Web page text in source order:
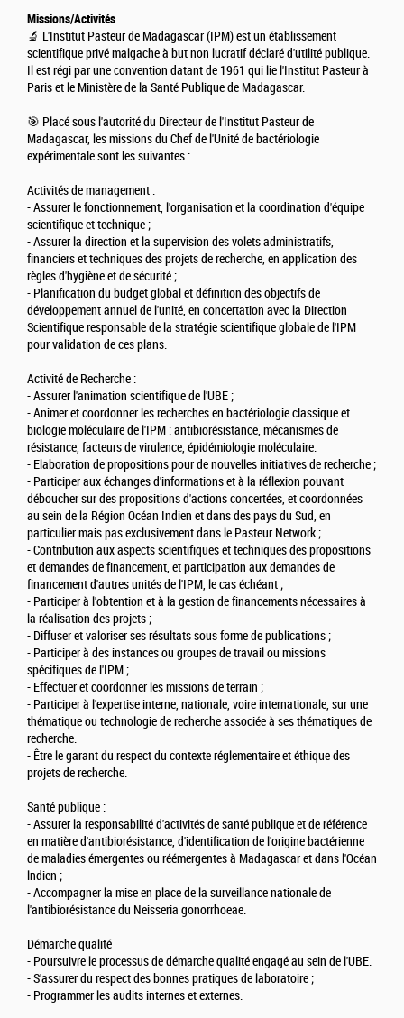
Missions/Activités
🔬 L'Institut Pasteur de Madagascar (IPM) est un établissement
scientifique privé malgache à but non lucratif déclaré d'utilité publique.
Il est régi par une convention datant de 1961 qui lie l'Institut Pasteur à
Paris et le Ministère de la Santé Publique de Madagascar.
🎯 Placé sous l'autorité du Directeur de l'Institut Pasteur de
Madagascar, les missions du Chef de l'Unité de bactériologie
expérimentale sont les suivantes :
Activités de management :
- Assurer le fonctionnement, l'organisation et la coordination d'équipe
scientifique et technique ;
- Assurer la direction et la supervision des volets administratifs,
financiers et techniques des projets de recherche, en application des
règles d'hygiène et de sécurité ;
- Planification du budget global et définition des objectifs de
développement annuel de l'unité, en concertation avec la Direction
Scientifique responsable de la stratégie scientifique globale de l'IPM
pour validation de ces plans.
Activité de Recherche :
- Assurer l'animation scientifique de l'UBE ;
- Animer et coordonner les recherches en bactériologie classique et
biologie moléculaire de l'IPM : antibiorésistance, mécanismes de
résistance, facteurs de virulence, épidémiologie moléculaire.
- Elaboration de propositions pour de nouvelles initiatives de recherche ;
- Participer aux échanges d'informations et à la réflexion pouvant
déboucher sur des propositions d'actions concertées, et coordonnées
au sein de la Région Océan Indien et dans des pays du Sud, en
particulier mais pas exclusivement dans le Pasteur Network ;
- Contribution aux aspects scientifiques et techniques des propositions
et demandes de financement, et participation aux demandes de
financement d'autres unités de l'IPM, le cas échéant ;
- Participer à l'obtention et à la gestion de financements nécessaires à
la réalisation des projets ;
- Diffuser et valoriser ses résultats sous forme de publications ;
- Participer à des instances ou groupes de travail ou missions
spécifiques de l'IPM ;
- Effectuer et coordonner les missions de terrain ;
- Participer à l'expertise interne, nationale, voire internationale, sur une
thématique ou technologie de recherche associée à ses thématiques de
recherche.
- Être le garant du respect du contexte réglementaire et éthique des
projets de recherche.
Santé publique :
- Assurer la responsabilité d'activités de santé publique et de référence
en matière d'antibiorésistance, d'identification de l'origine bactérienne
de maladies émergentes ou réémergentes à Madagascar et dans l'Océan
lndien ;
- Accompagner la mise en place de la surveillance nationale de
l'antibiorésistance du Neisseria gonorrhoeae.
Démarche qualité
- Poursuivre le processus de démarche qualité engagé au sein de l'UBE.
- S'assurer du respect des bonnes pratiques de laboratoire ;
- Programmer les audits internes et externes.